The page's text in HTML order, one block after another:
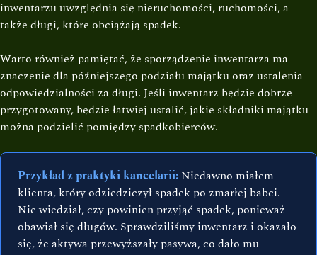
inwentarzu uwzględnia się nieruchomości, ruchomości, a
także długi, które obciążają spadek.
Warto również pamiętać, że sporządzenie inwentarza ma
znaczenie dla późniejszego podziału majątku oraz ustalenia
odpowiedzialności za długi. Jeśli inwentarz będzie dobrze
przygotowany, będzie łatwiej ustalić, jakie składniki majątku
można podzielić pomiędzy spadkobierców.
Przykład z praktyki kancelarii: Niedawno miałem
klienta, który odziedziczył spadek po zmarłej babci.
Nie wiedział, czy powinien przyjąć spadek, ponieważ
obawiał się długów. Sprawdziliśmy inwentarz i okazało
się, że aktywa przewyższały pasywa, co dało mu